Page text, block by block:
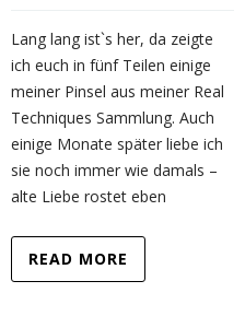
Lang lang ist`s her, da zeigte
ich euch in fünf Teilen einige
meiner Pinsel aus meiner Real
Techniques Sammlung. Auch
einige Monate später liebe ich
sie noch immer wie damals –
alte Liebe rostet eben
READ MORE